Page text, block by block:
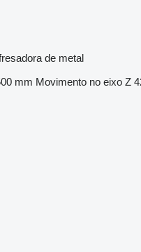
de metal
mm Movimento no eixo Z